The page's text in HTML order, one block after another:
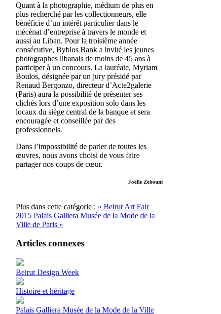
Quant à la photographie, médium de plus en
plus recherché par les collectionneurs, elle
bénéficie d’un intérêt particulier dans le
mécénat d’entreprise à travers le monde et
aussi au Liban. Pour la troisième année
consécutive, Byblos Bank a invité les jeunes
photographes libanais de moins de 45 ans à
participer à un concours. La lauréate, Myriam
Boulos, désignée par un jury présidé par
Renaud Bergonzo, directeur d’Acte2galerie
(Paris) aura la possibilité de présenter ses
clichés lors d’une exposition solo dans les
locaux du siège central de la banque et sera
encouragée et conseillée par des
professionnels.
Dans l’impossibilité de parler de toutes les
œuvres, nous avons choisi de vous faire
partager nos coups de cœur.
Joëlle Zebouni
Plus dans cette catégorie : « Beirut Art Fair
2015 Palais Galliera Musée de la Mode de la
Ville de Paris »
Articles connexes
Beirut Design Week
Histoire et héritage
Palais Galliera Musée de la Mode de la Ville